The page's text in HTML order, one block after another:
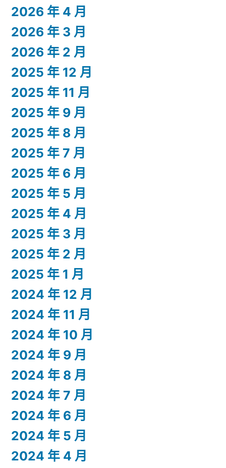
2026 年 4 月
2026 年 3 月
2026 年 2 月
2025 年 12 月
2025 年 11 月
2025 年 9 月
2025 年 8 月
2025 年 7 月
2025 年 6 月
2025 年 5 月
2025 年 4 月
2025 年 3 月
2025 年 2 月
2025 年 1 月
2024 年 12 月
2024 年 11 月
2024 年 10 月
2024 年 9 月
2024 年 8 月
2024 年 7 月
2024 年 6 月
2024 年 5 月
2024 年 4 月